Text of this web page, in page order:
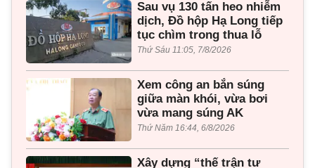
Sau vụ 130 tấn heo nhiễm
dịch, Đồ hộp Hạ Long tiếp
tục chìm trong thua lỗ
Thứ Sáu 11:05, 7/8/2026
Xem công an bắn súng
giữa màn khói, vừa bơi
vừa mang súng AK
Thứ Năm 16:44, 6/8/2026
Xây dựng “thế trận tư